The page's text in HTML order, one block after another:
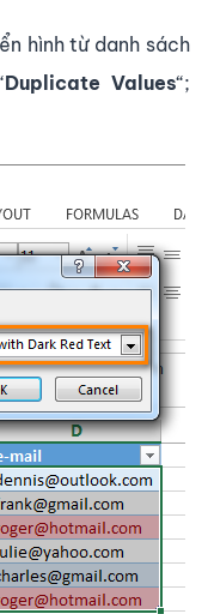
hình từ danh sách
Duplicate Values“;